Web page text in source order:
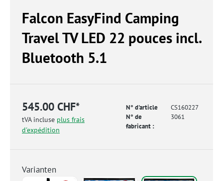
Falcon EasyFind Camping
Travel TV LED 22 pouces incl.
Bluetooth 5.1
545.00 CHF*
tVA incluse plus frais
d'expédition
N° d'article
CS160227
N° de
fabricant :
3061
Varianten